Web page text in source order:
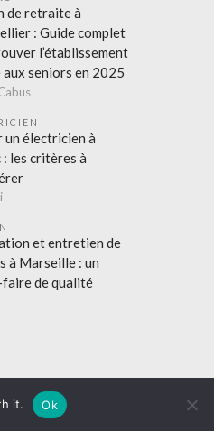
de retraite à
: Guide complet
l’établissement
aux seniors en 2025
un électricien à
: les critères à
et entretien de
à Marseille : un
de qualité
Mode
Electricien
it. Ok